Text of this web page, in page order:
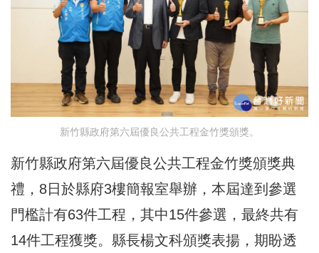
新竹縣政府第六屆優良公共工程金竹獎頒獎。
新竹縣政府第六屆優良公共工程金竹獎頒獎典
禮，8日於縣府3樓簡報室舉辦，本屆達到參選
門檻計有63件工程，其中15件參選，最終共有
14件工程獲獎。縣長楊文科頒獎表揚，期盼透